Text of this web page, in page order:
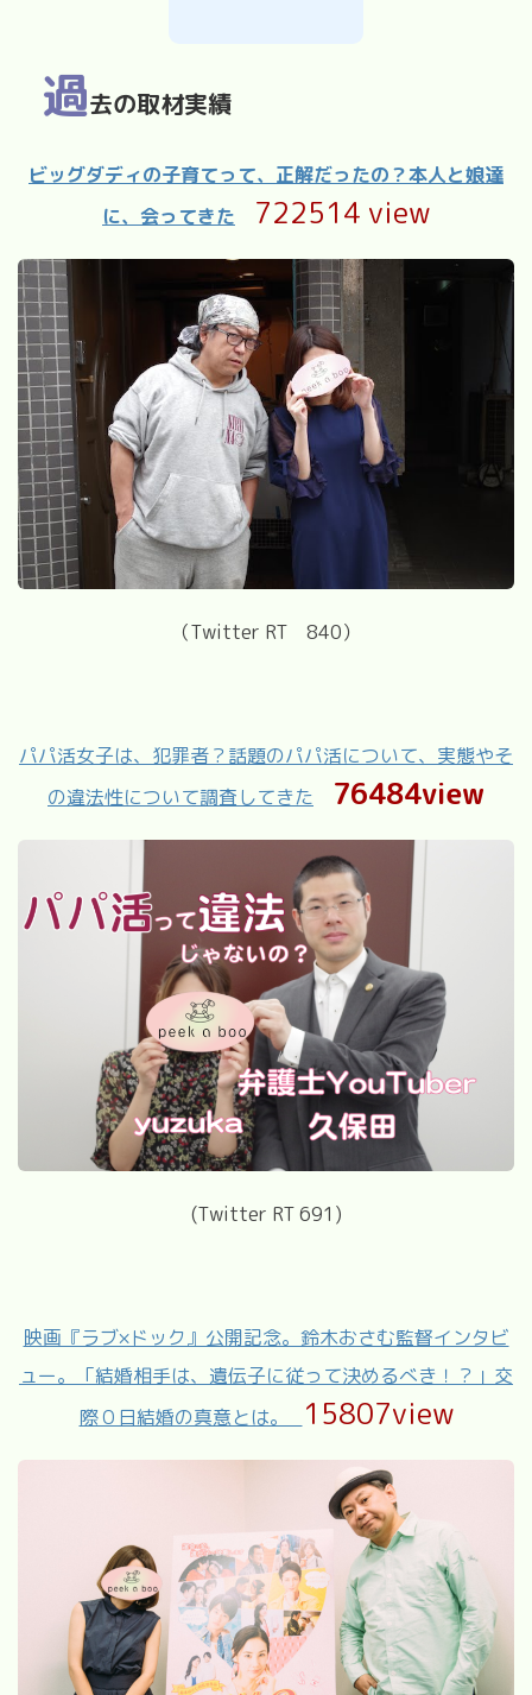
過去の取材実績
ビッグダディの子育てって、正解だったの？本人と娘達
に、会ってきた
722514 view
（Twitter RT 840）
パパ活女子は、犯罪者？話題のパパ活について、実態やそ
の違法性について調査してきた
76484view
(Twitter RT 691)
映画『ラブ×ドック』公開記念。鈴木おさむ監督インタビ
ュー。「結婚相手は、遺伝子に従って決めるべき！？」交
際０日結婚の真意とは。
15807view